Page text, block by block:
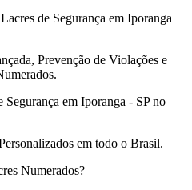
de Segurança em Iporanga
Prevenção de Violações e
Segurança em Iporanga - SP no
em todo o Brasil.
Numerados?